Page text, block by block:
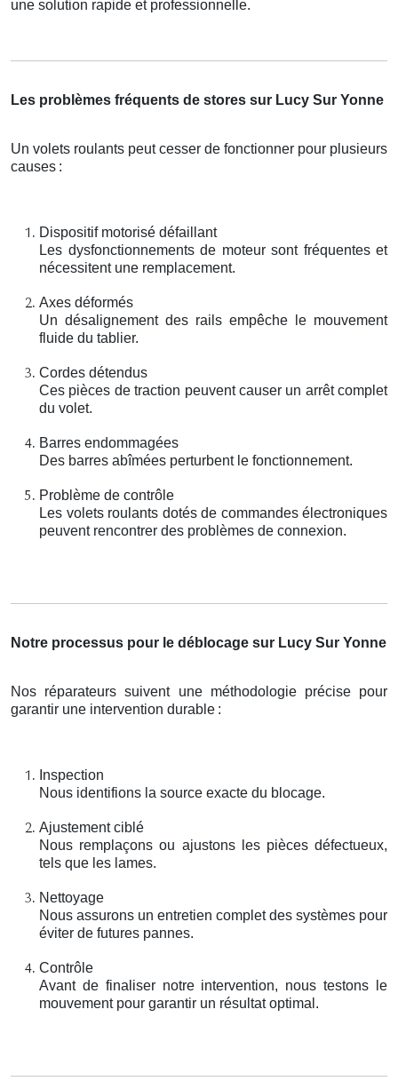
une solution rapide et professionnelle.
Les problèmes fréquents de stores sur Lucy Sur Yonne
Un volets roulants peut cesser de fonctionner pour plusieurs
causes :
Dispositif motorisé défaillant
Les dysfonctionnements de moteur sont fréquentes et
nécessitent une remplacement.
Axes déformés
Un désalignement des rails empêche le mouvement
fluide du tablier.
Cordes détendus
Ces pièces de traction peuvent causer un arrêt complet
du volet.
Barres endommagées
Des barres abîmées perturbent le fonctionnement.
Problème de contrôle
Les volets roulants dotés de commandes électroniques
peuvent rencontrer des problèmes de connexion.
Notre processus pour le déblocage sur Lucy Sur Yonne
Nos réparateurs suivent une méthodologie précise pour
garantir une intervention durable :
Inspection
Nous identifions la source exacte du blocage.
Ajustement ciblé
Nous remplaçons ou ajustons les pièces défectueux,
tels que les lames.
Nettoyage
Nous assurons un entretien complet des systèmes pour
éviter de futures pannes.
Contrôle
Avant de finaliser notre intervention, nous testons le
mouvement pour garantir un résultat optimal.